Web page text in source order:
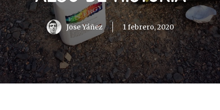
Jose Yáñez 1 febrero, 2020